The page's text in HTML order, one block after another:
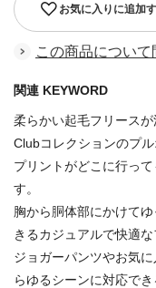
お気に入りに追加
この商品について
関連 KEYWORD
柔らかい起毛フリース
Clubコレクションのプ
プリントがどこに行っ
す。
胸から胴体部にかけて
きるカジュアルで快適な
ジョガーパンツやお気
らゆるシーンに対応でき